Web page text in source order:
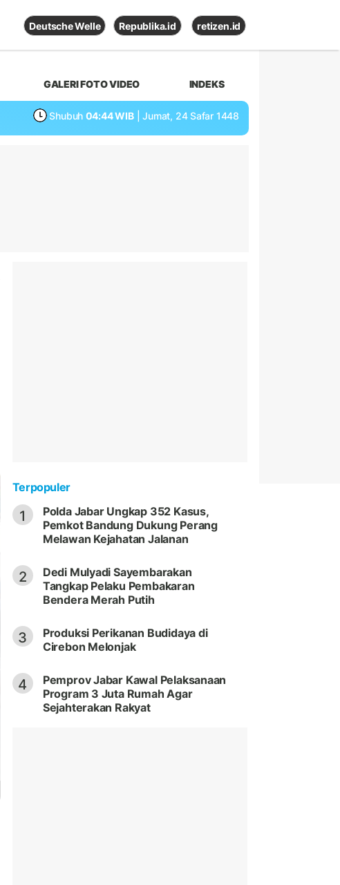
Deutsche Welle Republika.id retizen.id
GALERI FOTO VIDEO INDEKS
Shubuh 04:44 WIB | Jumat, 24 Safar 1448
Terpopuler
1
Polda Jabar Ungkap 352 Kasus,
Pemkot Bandung Dukung Perang
Melawan Kejahatan Jalanan
2
Dedi Mulyadi Sayembarakan
Tangkap Pelaku Pembakaran
Bendera Merah Putih
3
Produksi Perikanan Budidaya di
Cirebon Melonjak
4
Pemprov Jabar Kawal Pelaksanaan
Program 3 Juta Rumah Agar
Sejahterakan Rakyat